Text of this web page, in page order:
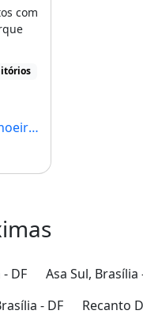
com
- DF
DF Asa Sul, Brasília
- DF
Recanto